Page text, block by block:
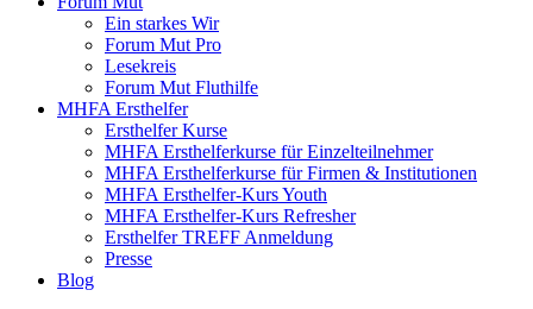
Ein starkes Wir
Forum Mut Pro
Lesekreis
Forum Mut Fluthilfe
MHFA Ersthelfer
Ersthelfer Kurse
MHFA Ersthelferkurse für Einzelteilnehmer
MHFA Ersthelferkurse für Firmen & Institutionen
MHFA Ersthelfer-Kurs Youth
MHFA Ersthelfer-Kurs Refresher
Ersthelfer TREFF Anmeldung
Presse
Blog